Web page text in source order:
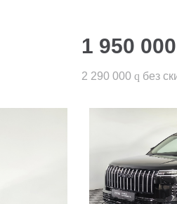
1 950 000
2 290 000 q без